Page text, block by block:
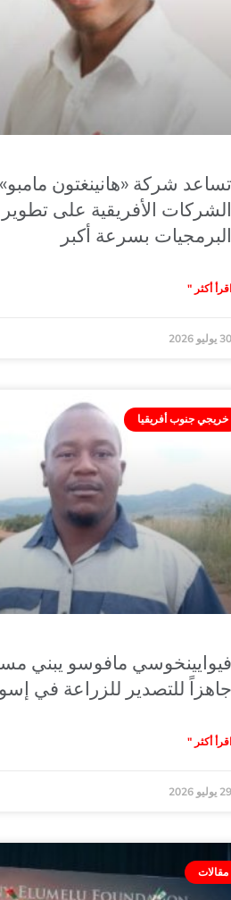
تساعد شركة «هانينغتون مامبو»
الشركات الأفريقية على تطوير
البرمجيات بسرعة أكبر
اقرأ أكثر "
30 يوليو 2026
خريجي جنوب أفريقيا
فيوايينخوسي مافوسو يبني
جاهزاً للتصدير للزراعة في
اقرأ أكثر "
29 يوليو 2026
مقالات